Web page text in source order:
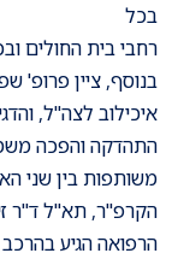
בכל
רחבי בית החולים
בנוסף, ציין פרופ'
איכילוב לצה"ל,
התהדקה והפכה
משותפות בין שני
הקרפ"ר, תא"ל ד"ר
הרפואה הגיע